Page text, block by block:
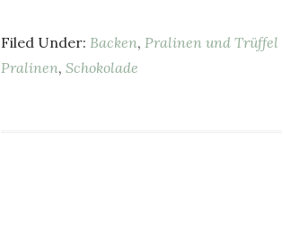
Filed Under: Backen, Pralinen und Trüffel
Pralinen, Schokolade